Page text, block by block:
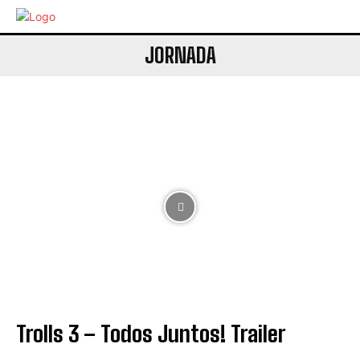
JORNADA
Trolls 3 – Todos Juntos! Trailer